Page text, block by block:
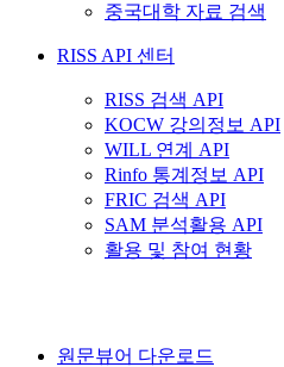
중국대학 자료 검색
RISS API 센터
RISS 검색 API
KOCW 강의정보 API
WILL 연계 API
Rinfo 통계정보 API
FRIC 검색 API
SAM 분석활용 API
활용 및 참여 현황
원문뷰어 다운로드